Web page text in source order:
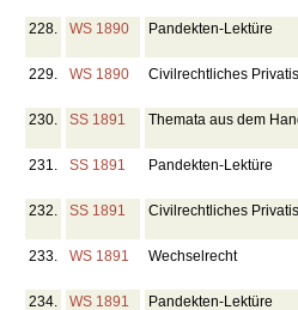
228. WS 1890 Pandekten-Lektüre
229. WS 1890 Civilrechtliches
230. SS 1891 Themata aus dem
231. SS 1891 Pandekten-Lektüre
232. SS 1891 Civilrechtliches
233. WS 1891 Wechselrecht
234. WS 1891 Pandekten-Lektüre